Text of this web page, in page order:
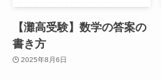
【灘高受験】数学の答案の
書き方
2025年8月6日